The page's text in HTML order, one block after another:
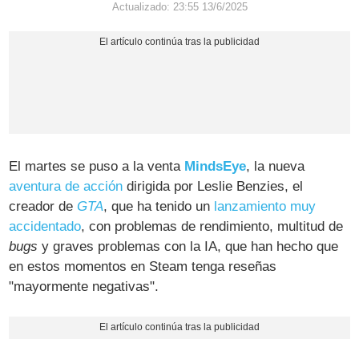
Actualizado: 23:55 13/6/2025
El martes se puso a la venta MindsEye, la nueva
aventura de acción dirigida por Leslie Benzies, el
creador deGTA, que ha tenido un lanzamiento muy
accidentado, con problemas de rendimiento, multitud de
bugs y graves problemas con la IA, que han hecho que
en estos momentos en Steam tenga reseñas
"mayormente negativas".